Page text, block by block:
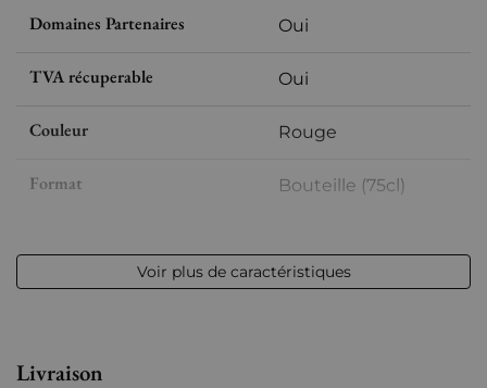
Domaines Partenaires Oui
TVA récuperable Oui
Couleur Rouge
Format Bouteille (75cl)
Volume 12,50 % vol - 75 cl
Voir plus de caractéristiques
Livraison